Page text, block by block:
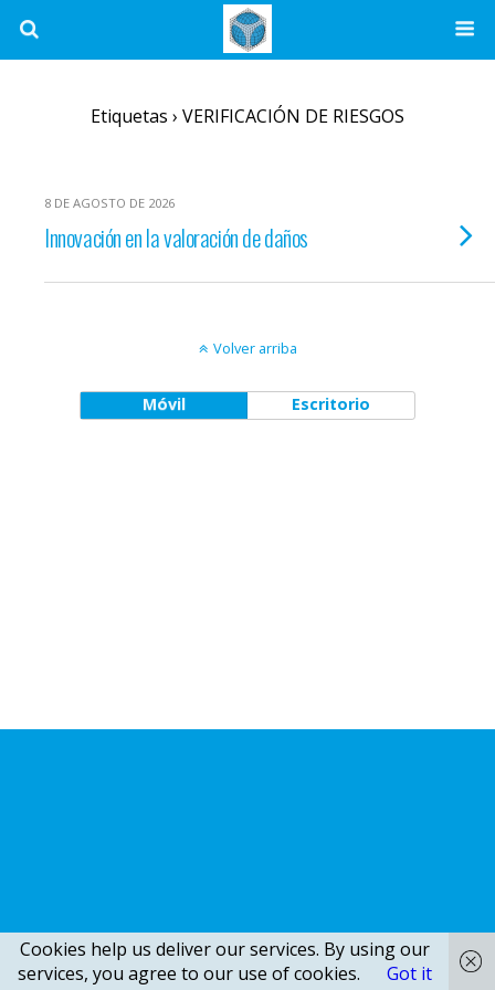
Etiquetas › VERIFICACIÓN DE RIESGOS
8 DE AGOSTO DE 2026
Innovación en la valoración de daños
Volver arriba
Móvil Escritorio
Cookies help us deliver our services. By using our
services, you agree to our use of cookies.
Got it